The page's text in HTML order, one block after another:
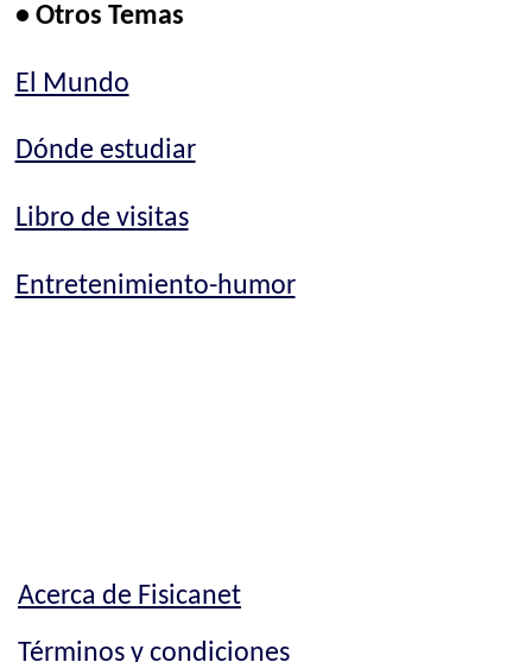
• Otros Temas
El Mundo
Dónde estudiar
Libro de visitas
Entretenimiento-humor
Acerca de Fisicanet
Términos y condiciones